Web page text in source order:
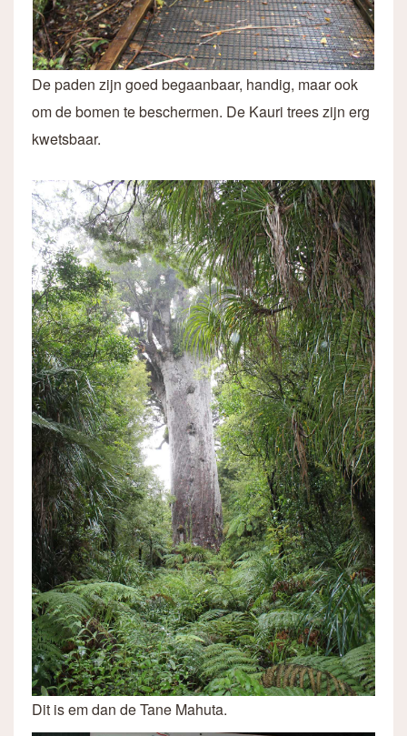
De paden zijn goed begaanbaar, handig, maar ook
om de bomen te beschermen. De Kauri trees zijn erg
kwetsbaar.
Dit is em dan de Tane Mahuta.